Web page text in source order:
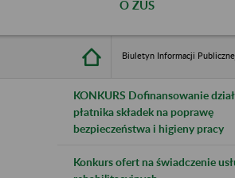
O ZUS
Biuletyn Informacji
KONKURS Dofinansowanie
płatnika składek na poprawę
bezpieczeństwa i higieny pracy
Konkurs ofert na świadczenie